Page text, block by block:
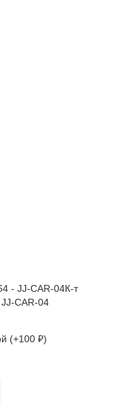
- JJ-CAR-04К-т
CAR-04
(+100 ₽)